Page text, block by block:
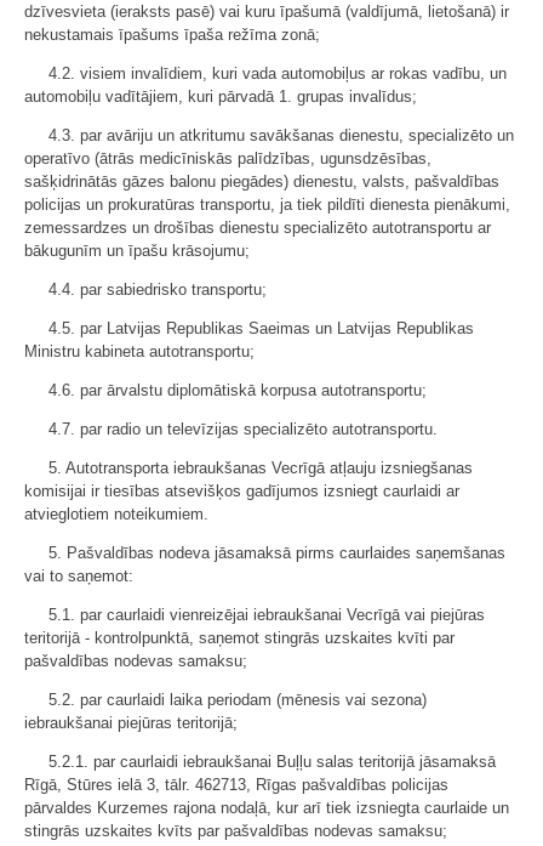
dzīvesvieta (ieraksts pasē) vai kuru īpašumā (valdījumā, lietošanā) ir
nekustamais īpašums īpaša režīma zonā;
4.2. visiem invalīdiem, kuri vada automobiļus ar rokas vadību, un
automobiļu vadītājiem, kuri pārvadā 1. grupas invalīdus;
4.3. par avāriju un atkritumu savākšanas dienestu, specializēto un
operatīvo (ātrās medicīniskās palīdzības, ugunsdzēsības,
sašķidrinātās gāzes balonu piegādes) dienestu, valsts, pašvaldības
policijas un prokuratūras transportu, ja tiek pildīti dienesta pienākumi,
zemessardzes un drošības dienestu specializēto autotransportu ar
bākugunīm un īpašu krāsojumu;
4.4. par sabiedrisko transportu;
4.5. par Latvijas Republikas Saeimas un Latvijas Republikas
Ministru kabineta autotransportu;
4.6. par ārvalstu diplomātiskā korpusa autotransportu;
4.7. par radio un televīzijas specializēto autotransportu.
5. Autotransporta iebraukšanas Vecrīgā atļauju izsniegšanas
komisijai ir tiesības atsevišķos gadījumos izsniegt caurlaidi ar
atvieglotiem noteikumiem.
5. Pašvaldības nodeva jāsamaksā pirms caurlaides saņemšanas
vai to saņemot:
5.1. par caurlaidi vienreizējai iebraukšanai Vecrīgā vai piejūras
teritorijā - kontrolpunktā, saņemot stingrās uzskaites kvīti par
pašvaldības nodevas samaksu;
5.2. par caurlaidi laika periodam (mēnesis vai sezona)
iebraukšanai piejūras teritorijā;
5.2.1. par caurlaidi iebraukšanai Buļļu salas teritorijā jāsamaksā
Rīgā, Stūres ielā 3, tālr. 462713, Rīgas pašvaldības policijas
pārvaldes Kurzemes rajona nodaļā, kur arī tiek izsniegta caurlaide un
stingrās uzskaites kvīts par pašvaldības nodevas samaksu;